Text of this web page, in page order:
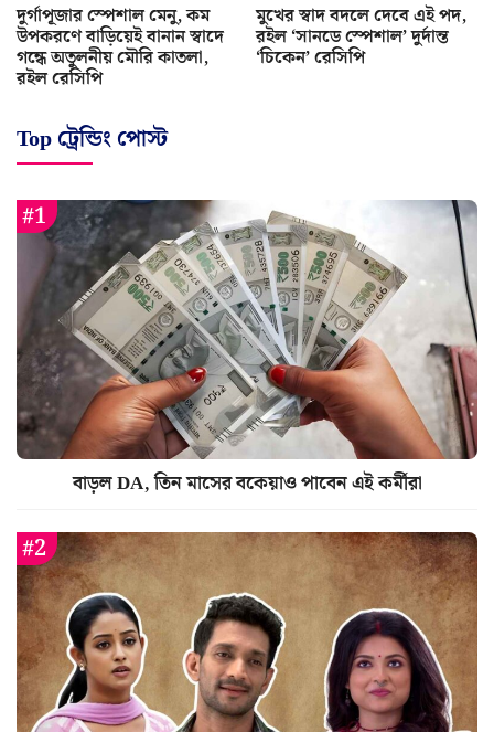
দুর্গাপূজার স্পেশাল মেনু, কম
উপকরণে বাড়িয়েই বানান স্বাদে
গন্ধে অতুলনীয় মৌরি কাতলা,
রইল রেসিপি
মুখের স্বাদ বদলে দেবে এই পদ,
রইল ‘সানডে স্পেশাল’ দুর্দান্ত
‘চিকেন’ রেসিপি
Top ট্রেন্ডিং পোস্ট
বাড়ল DA, তিন মাসের বকেয়াও পাবেন এই কর্মীরা